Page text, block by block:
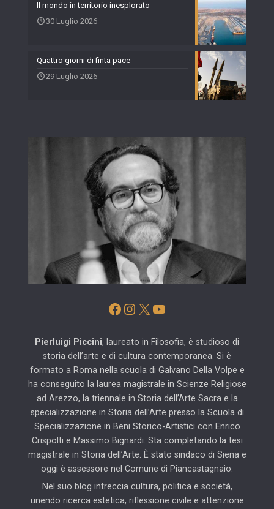
Il mondo in territorio inesplorato
30 Luglio 2026
Quattro giorni di finta pace
29 Luglio 2026
Facebook
Instagram
X YouTube
Pierluigi Piccini, laureato in Filosofia, è studioso di
storia dell’arte e di cultura contemporanea. Si è
formato a Roma nella scuola di Galvano Della Volpe e
ha conseguito la laurea magistrale in Scienze Religiose
ad Arezzo, la triennale in Storia dell’Arte Sacra e la
specializzazione in Storia dell’Arte presso la Scuola di
Specializzazione in Beni Storico-Artistici con Enrico
Crispolti e Massimo Bignardi. Sta completando la tesi
magistrale in Storia dell’Arte. È stato sindaco di Siena e
oggi è assessore nel Comune di Piancastagnaio.
Nel suo blog intreccia cultura, politica e società,
unendo ricerca estetica, riflessione civile e attenzione